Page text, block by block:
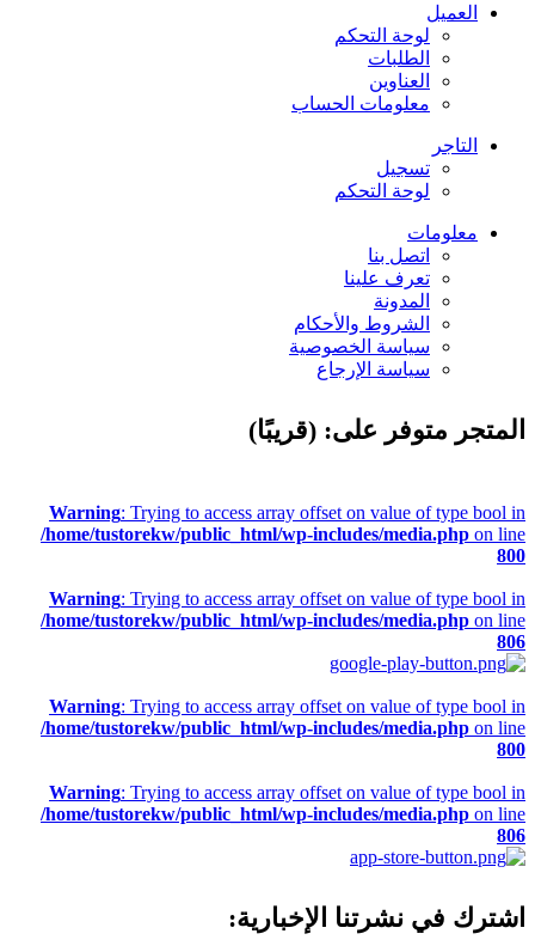
العميل
لوحة التحكم
الطلبات
العناوين
معلومات الحساب
التاجر
تسجيل
لوحة التحكم
معلومات
اتصل بنا
تعرف علينا
المدونة
الشروط والأحكام
سياسة الخصوصية
سياسة الإرجاع
المتجر متوفر على: (قريبًا)
Warning: Trying to access array offset on value of type bool in
/home/tustorekw/public_html/wp-includes/media.php on line
800
Warning: Trying to access array offset on value of type bool in
/home/tustorekw/public_html/wp-includes/media.php on line
806
Warning: Trying to access array offset on value of type bool in
/home/tustorekw/public_html/wp-includes/media.php on line
800
Warning: Trying to access array offset on value of type bool in
/home/tustorekw/public_html/wp-includes/media.php on line
806
اشترك في نشرتنا الإخبارية: